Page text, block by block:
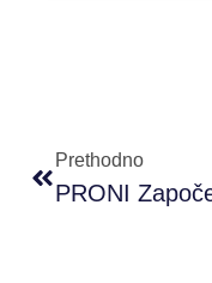
Prethodno